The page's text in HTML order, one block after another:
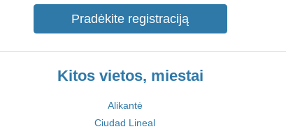
Pradėkite registraciją
Kitos vietos, miestai
Alikantė
Ciudad Lineal